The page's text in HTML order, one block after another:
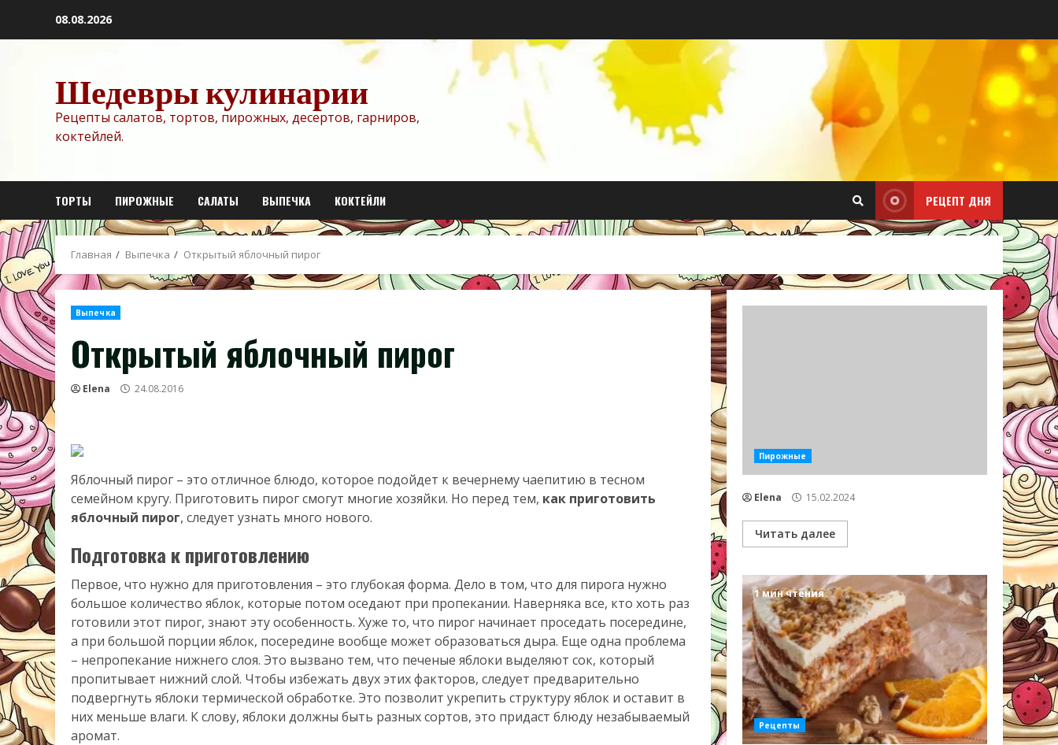
08.08.2026
Шедевры кулинарии
Рецепты салатов, тортов, пирожных, десертов, гарниров,
коктейлей.
ТОРТЫ ПИРОЖНЫЕ САЛАТЫ ВЫПЕЧКА КОКТЕЙЛИ РЕЦЕПТ ДНЯ
Главная Выпечка Открытый яблочный пирог
Выпечка
Открытый яблочный пирог
Elena 24.08.2016
Яблочный пирог – это отличное блюдо, которое подойдет к вечернему чаепитию в тесном
семейном кругу. Приготовить пирог смогут многие хозяйки. Но перед тем, как приготовить
яблочный пирог, следует узнать много нового.
Подготовка к приготовлению
Первое, что нужно для приготовления – это глубокая форма. Дело в том, что для пирога нужно
большое количество яблок, которые потом оседают при пропекании. Наверняка все, кто хоть раз
готовили этот пирог, знают эту особенность. Хуже то, что пирог начинает проседать посередине,
а при большой порции яблок, посередине вообще может образоваться дыра. Еще одна проблема
– непропекание нижнего слоя. Это вызвано тем, что печеные яблоки выделяют сок, который
пропитывает нижний слой. Чтобы избежать двух этих факторов, следует предварительно
подвергнуть яблоки термической обработке. Это позволит укрепить структуру яблок и оставит в
них меньше влаги. К слову, яблоки должны быть разных сортов, это придаст блюду незабываемый
аромат.
Пирожные
Elena 15.02.2024
Читать далее
1 мин чтения
Рецепты